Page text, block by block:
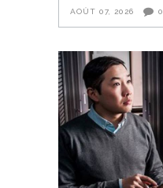
AOÛT 07, 2026 0